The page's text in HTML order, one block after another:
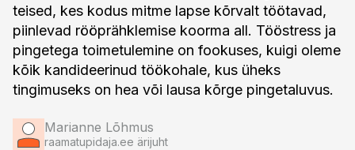
teised, kes kodus mitme lapse kõrvalt töötavad,
piinlevad rööprähklemise koorma all. Tööstress ja
pingetega toimetulemine on fookuses, kuigi oleme
kõik kandideerinud töökohale, kus üheks
tingimuseks on hea või lausa kõrge pingetaluvus.
Marianne Lõhmus
raamatupidaja.ee ärijuht